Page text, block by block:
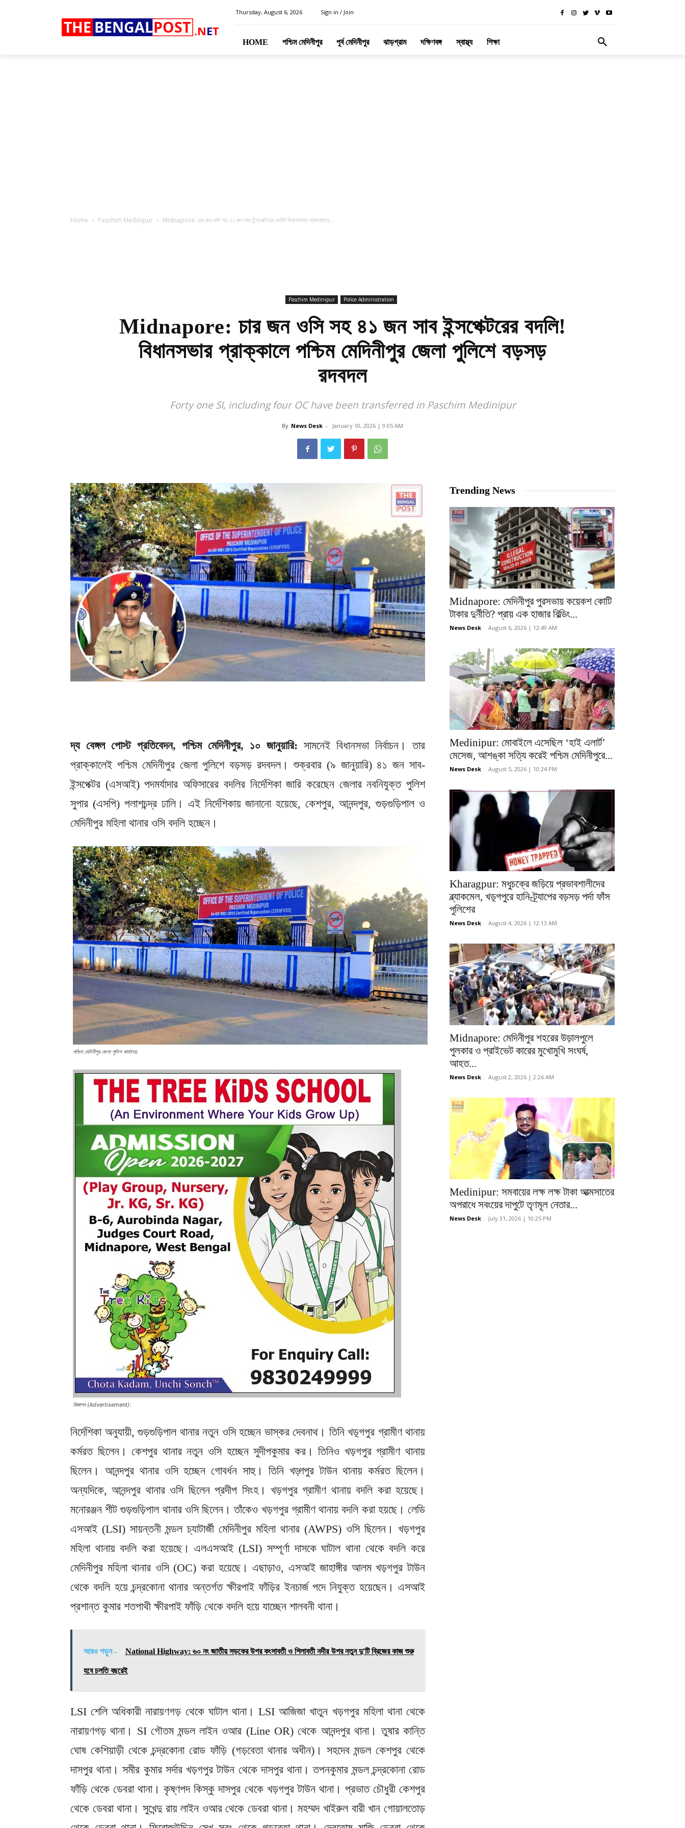
.NET
THE BENGALPOST
Thursday, August 6, 2026 Sign in / Join
HOME পশ্চিম মেদিনীপুর পূর্ব মেদিনীপুর ঝাড়গ্রাম দক্ষিণবঙ্গ স্বাস্থ্য শিক্ষা
Home Paschim Medinipur Midnapore: চার জন ওসি সহ ৪১ জন সাব ইন্সপেক্টরের বদলি! বিধানসভার প্রাক্কালে...
Paschim Medinipur Police Administration
Midnapore: চার জন ওসি সহ ৪১ জন সাব ইন্সপেক্টরের বদলি!
বিধানসভার প্রাক্কালে পশ্চিম মেদিনীপুর জেলা পুলিশে বড়সড়
রদবদল
Forty one SI, including four OC have been transferred in Paschim Medinipur
By News Desk - January 10, 2026 | 9:05 AM
দ্য বেঙ্গল পোস্ট প্রতিবেদন, পশ্চিম মেদিনীপুর, ১০ জানুয়ারি: সামনেই বিধানসভা নির্বাচন। তার
প্রাক্কালেই পশ্চিম মেদিনীপুর জেলা পুলিশে বড়সড় রদবদল। শুক্রবার (৯ জানুয়ারি) ৪১ জন সাব-
ইন্সপেক্টর (এসআই) পদমর্যাদার অফিসারের বদলির নির্দেশিকা জারি করেছেন জেলার নবনিযুক্ত পুলিশ
সুপার (এসপি) পলাশচন্দ্র ঢালি। এই নির্দেশিকায় জানানো হয়েছে, কেশপুর, আনন্দপুর, গুড়গুড়িপাল ও
মেদিনীপুর মহিলা থানার ওসি বদলি হচ্ছেন।
পশ্চিম মেদিনীপুর জেলা পুলিশ কার্যালয়:
বিজ্ঞাপন (Advertisement):
নির্দেশিকা অনুযায়ী, গুড়গুড়িপাল থানার নতুন ওসি হচ্ছেন ভাস্কর দেবনাথ। তিনি খড়্গপুর গ্রামীণ থানায়
কর্মরত ছিলেন। কেশপুর থানার নতুন ওসি হচ্ছেন সুদীপকুমার কর। তিনিও খড়গপুর গ্রামীণ থানায়
ছিলেন। আনন্দপুর থানার ওসি হচ্ছেন গোবর্ধন সাহু। তিনি খড়্গপুর টাউন থানায় কর্মরত ছিলেন।
অন্যদিকে, আনন্দপুর থানার ওসি ছিলেন প্রদীপ সিংহ। খড়গপুর গ্রামীণ থানায় বদলি করা হয়েছে।
মনোরঞ্জন শীট গুড়গুড়িপাল থানার ওসি ছিলেন। তাঁকেও খড়গপুর গ্রামীণ থানায় বদলি করা হয়ছে। লেডি
এসআই (LSI) সায়ন্তনী মন্ডল চ্যাটার্জী মেদিনীপুর মহিলা থানার (AWPS) ওসি ছিলেন। খড়গপুর
মহিলা থানায় বদলি করা হয়েছে। এলএসআই (LSI) সম্পূর্ণা দাসকে ঘাটাল থানা থেকে বদলি করে
মেদিনীপুর মহিলা থানার ওসি (OC) করা হয়েছে। এছাড়াও, এসআই জাহাঙ্গীর আলম খড়গপুর টাউন
থেকে বদলি হয়ে চন্দ্রকোনা থানার অন্তর্গত ক্ষীরপাই ফাঁড়ির ইনচার্জ পদে নিযুক্ত হয়েছেন। এসআই
প্রশান্ত কুমার শতপাথী ক্ষীরপাই ফাঁড়ি থেকে বদলি হয়ে যাচ্ছেন শালবনী থানা।
আরও পড়ুন - National Highway: ৬০ নং জাতীয় সড়কের উপর কংসাবতী ও শিলাবতী নদীর উপর নতুন দু'টি ব্রিজের কাজ শুরু
হবে চলতি বছরেই
LSI শেলি অধিকারী নারায়ণগড় থেকে ঘাটাল থানা। LSI আজিজা খাতুন খড়গপুর মহিলা থানা থেকে
নারায়ণগড় থানা। SI গৌতম মন্ডল লাইন ওআর (Line OR) থেকে আনন্দপুর থানা। তুষার কান্তি
ঘোষ কেশিয়াড়ী থেকে চন্দ্রকোনা রোড ফাঁড়ি (গড়বেতা থানার অধীন)। সহদেব মন্ডল কেশপুর থেকে
দাসপুর থানা। সমীর কুমার সর্দার খড়গপুর টাউন থেকে দাসপুর থানা। তপনকুমার মন্ডল চন্দ্রকোনা রোড
ফাঁড়ি থেকে ডেবরা থানা। কৃষ্ণপদ কিস্কু দাসপুর থেকে খড়গপুর টাউন থানা। প্রভাত চৌধুরী কেশপুর
থেকে ডেবরা থানা। সুখেন্দু রায় লাইন ওআর থেকে ডেবরা থানা। মহম্মদ খাইরুল বারী খান গোয়ালতোড়
Trending News
Midnapore: মেদিনীপুর পুরসভায় কয়েকশ কোটি
টাকার দুর্নীতি? প্রায় এক হাজার বিল্ডিং...
News Desk - August 6, 2026 | 12:49 AM
Medinipur: মোবাইলে এসেছিল ‘হাই এলার্ট’
মেসেজ, আশঙ্কা সত্যি করেই পশ্চিম মেদিনীপুরে...
News Desk - August 5, 2026 | 10:24 PM
Kharagpur: মধুচক্রে জড়িয়ে প্রভাবশালীদের
ব্ল্যাকমেল, খড়্গপুরে হানি-ট্র্যাপের বড়সড় পর্দা ফাঁস
পুলিশের
News Desk - August 4, 2026 | 12:13 AM
Midnapore: মেদিনীপুর শহরের উড়ালপুলে
পুলকার ও প্রাইভেট কারের মুখোমুখি সংঘর্ষ,
আহত...
News Desk - August 2, 2026 | 2:26 AM
Medinipur: সমবায়ের লক্ষ লক্ষ টাকা আত্মসাতের
অপরাধে সবংয়ের দাপুটে তৃণমূল নেতার...
News Desk - July 31, 2026 | 10:25 PM